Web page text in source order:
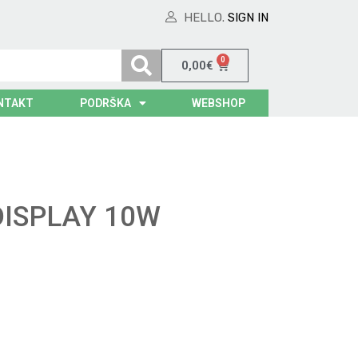
HELLO. SIGN IN
0,00€ 0
PODRŠKA WEBSHOP
10W